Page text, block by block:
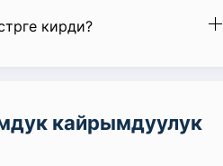
кирди?
кайрымдуулук